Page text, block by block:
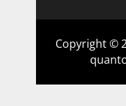
Copyright ©